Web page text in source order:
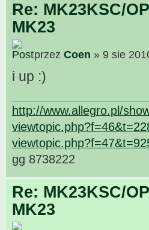
Re: MK23KSC/
MK23
przez Coen » 9 sie
i up :)
http://www.allegro.pl/
gg 8738222
Re: MK23KSC/
MK23